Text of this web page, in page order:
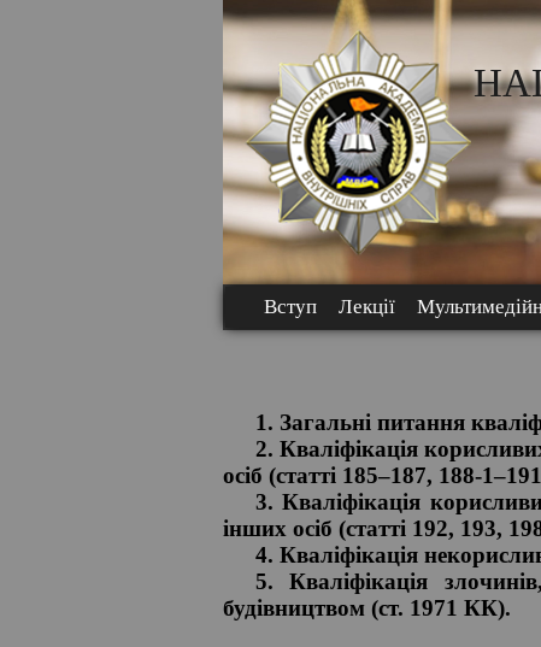
Вступ Лекції
1. Загальні питання
2. Кваліфікація
осіб (статті 185–187, 188-
3. Кваліфікація
інших осіб (статті 192, 193,
4. Кваліфікація
5. Кваліфікація
будівництвом (ст. 1971 КК).